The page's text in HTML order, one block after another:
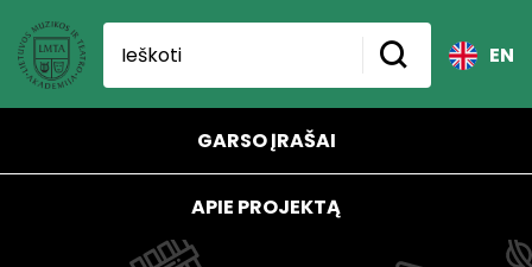
EN
GARSO ĮRAŠAI
APIE PROJEKTĄ